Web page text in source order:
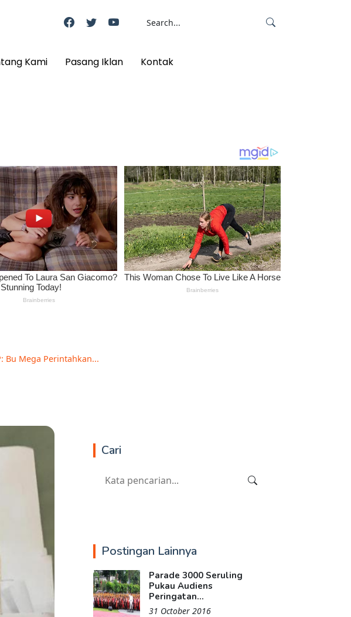
Kami Pasang Iklan Kontak
Bu Mega Perintahkan...
Cari
Postingan Lainnya
Parade 3000 Seruling
Pukau Audiens
Peringatan...
31 October 2016